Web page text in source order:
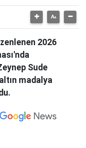
2026
Sude
madalya